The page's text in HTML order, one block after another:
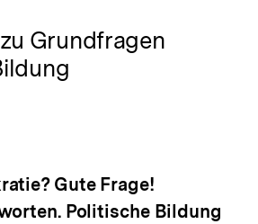
Grundfragen
Gute Frage!
Politische Bildung